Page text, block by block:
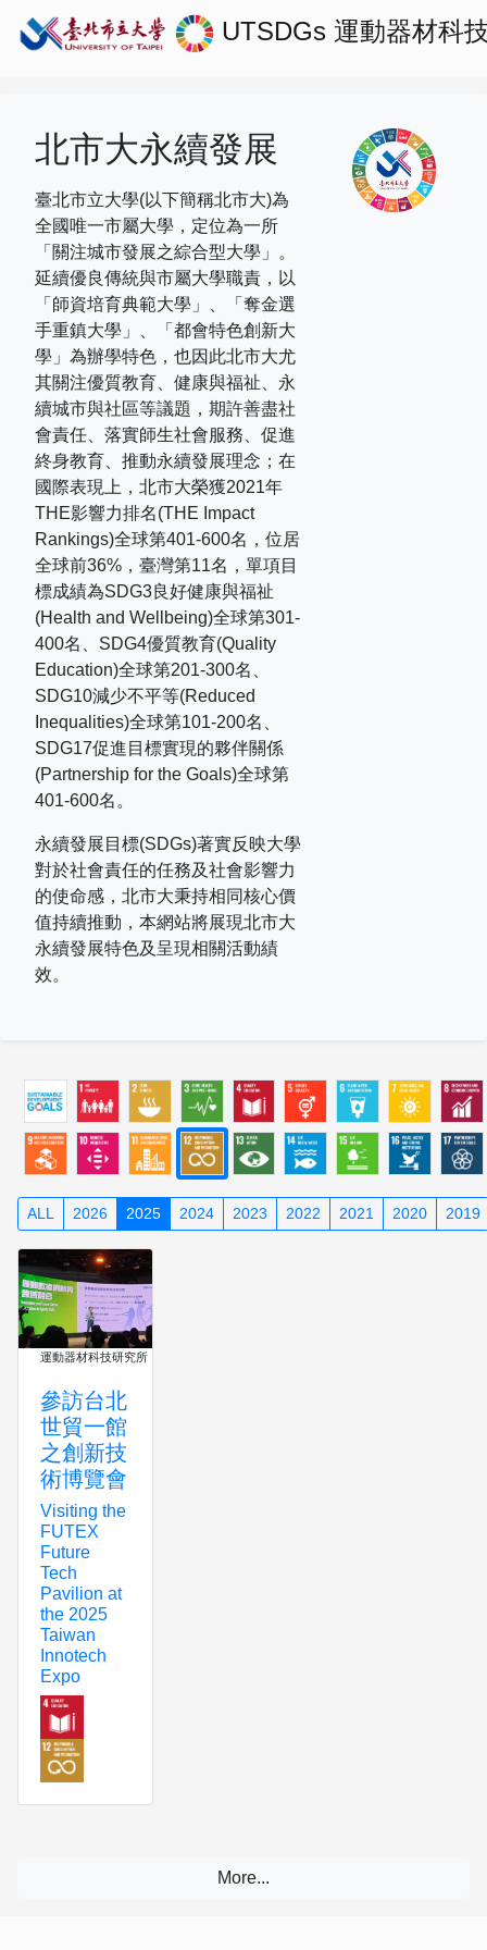
UTSDGs 運動器材科
北市大永續發展
臺北市立大學(以下簡稱北市大)為
全國唯一市屬大學，定位為一所
「關注城市發展之綜合型大學」。
延續優良傳統與市屬大學職責，以
「師資培育典範大學」、「奪金選
手重鎮大學」、「都會特色創新大
學」為辦學特色，也因此北市大尤
其關注優質教育、健康與福祉、永
續城市與社區等議題，期許善盡社
會責任、落實師生社會服務、促進
終身教育、推動永續發展理念；在
國際表現上， 北市大榮獲2021年
THE影響力排名(THE Impact
Rankings)全球第401-600名，位居
全球前36% ，臺灣第11名，單項目
標成績為SDG3良好健康與福祉
(Health and Wellbeing)全球第301-
400名、 SDG4優質教育(Quality
Education)全球第201-300名、
SDG10減少不平等(Reduced
Inequalities)全球第101-200名、
SDG17促進目標實現的夥伴關係
(Partnership for the Goals)全球第
401-600名。
永續發展目標(SDGs)著實反映大學
對於社會責任的任務及社會影響力
的使命感，北市大秉持相同核心價
值持續推動，本網站將展現北市大
永續發展特色及呈現相關活動績
效。
ALL 2026 2025 2024 2023 2022 2021 2020 2019
運動器材科技研究所
參訪台北
世貿一館
之創新技
術博覽會
Visiting the
FUTEX
Future
Tech
Pavilion at
the 2025
Taiwan
Innotech
Expo